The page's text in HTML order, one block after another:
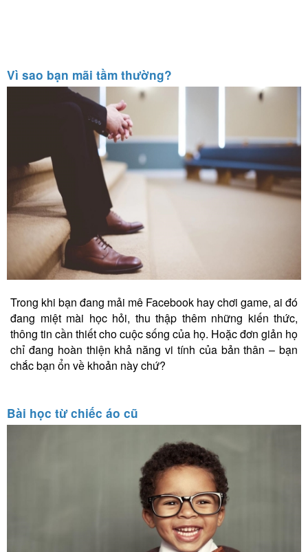
Vì sao bạn mãi tầm thường?
Trong khi bạn đang mải mê Facebook hay chơi game, ai đó
đang miệt mài học hỏi, thu thập thêm những kiến thức,
thông tin cần thiết cho cuộc sống của họ. Hoặc đơn giản họ
chỉ đang hoàn thiện khả năng vi tính của bản thân – bạn
chắc bạn ổn về khoản này chứ?
Bài học từ chiếc áo cũ